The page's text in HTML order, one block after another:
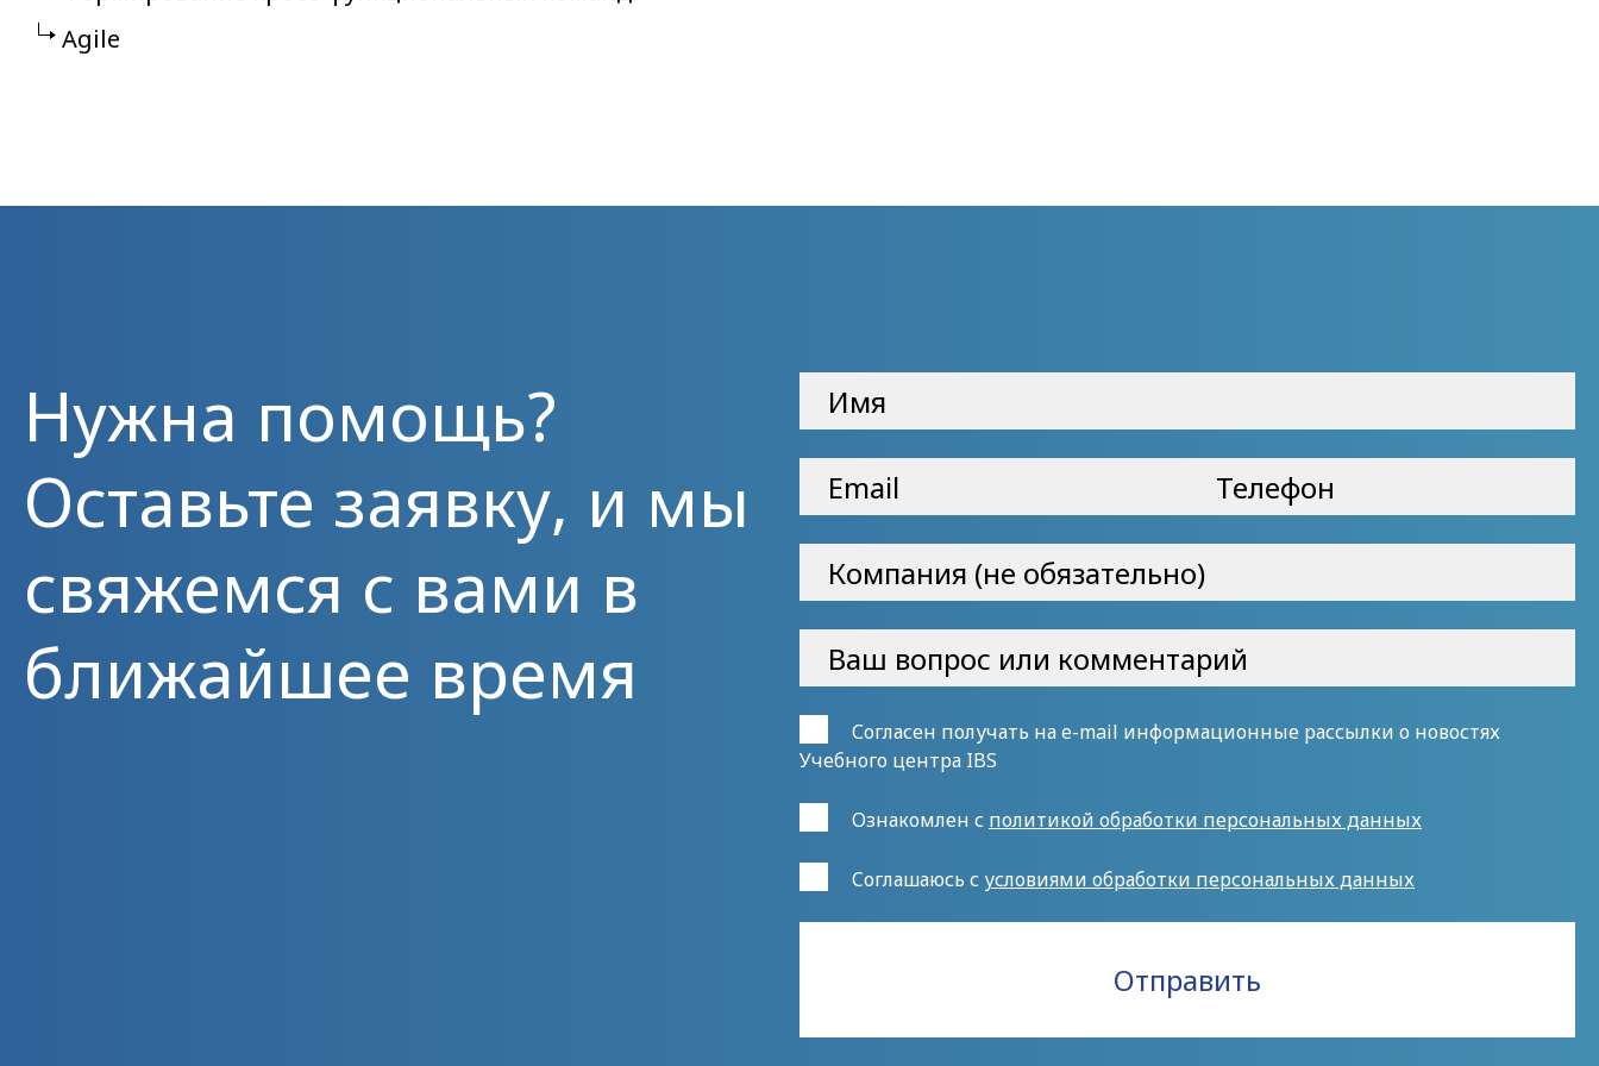
Agile
Нужна помощь?
Оставьте заявку, и мы
свяжемся с вами в
ближайшее время
Согласен получать на e-mail информационные рассылки о новостях
Учебного центра IBS
Ознакомлен с политикой обработки персональных данных
Cоглашаюсь с условиями обработки персональных данных